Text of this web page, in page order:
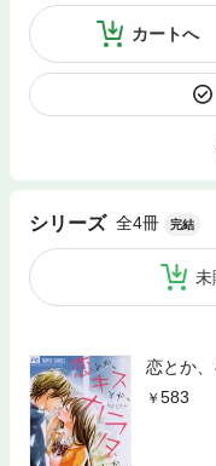
カートへ
シリーズ 全4冊 完結
未
恋とか、
583